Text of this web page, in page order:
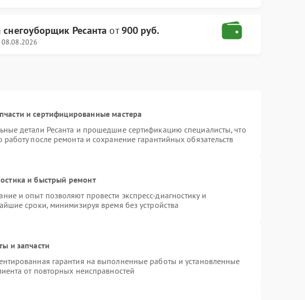
снегоуборщик Ресанта от900 руб.
08.08.2026
и сертифицированные мастера
детали Ресанта и прошедшие сертификацию специалисты, что
работу после ремонта и сохранение гарантийных обязательств
и быстрый ремонт
и опыт позволяют провести экспресс-диагностику и
сроки, минимизируя время без устройства
и запчасти
гарантия на выполненные работы и установленные
от повторных неисправностей